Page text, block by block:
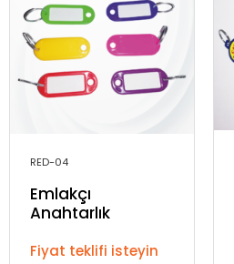
RED-04
Emlakçı
Anahtarlık
Fiyat teklifi isteyin